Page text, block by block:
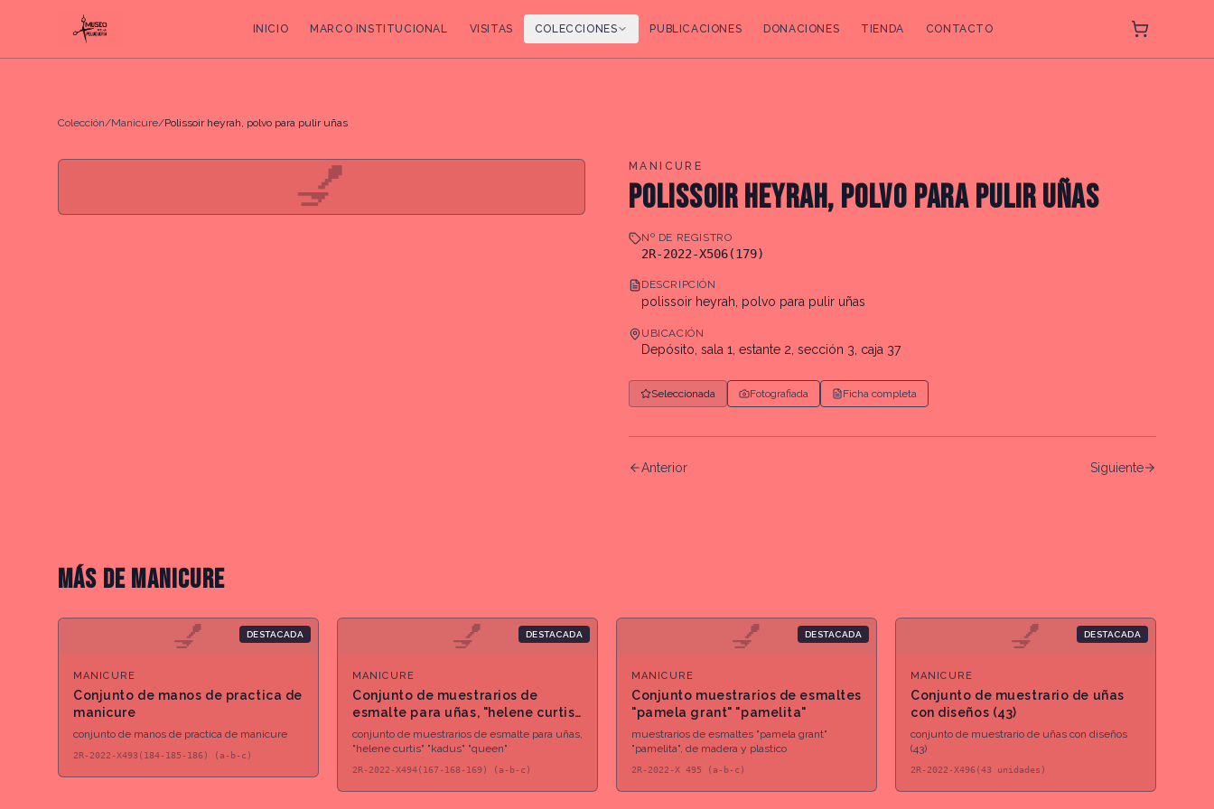
INICIO MARCO INSTITUCIONAL VISITAS COLECCIONES PUBLICACIONES DONACIONES TIENDA CONTACTO
Colección/Manicure/Polissoir heyrah, polvo para pulir uñas
💅 MANICURE
POLISSOIR HEYRAH, POLVO PARA PULIR UÑAS
Nº DE REGISTRO
2R-2022-X506(179)
DESCRIPCIÓN
polissoir heyrah, polvo para pulir uñas
UBICACIÓN
Depósito, sala 1, estante 2, sección 3, caja 37
Seleccionada Fotografiada Ficha completa
Anterior Siguiente
MÁS DEMANICURE
💅 DESTACADA
MANICURE
Conjunto de manos de practica de
manicure
conjunto de manos de practica de manicure
2R-2022-X493(184-185-186) (a-b-c)
💅 DESTACADA
MANICURE
Conjunto de muestrarios de
esmalte para uñas, "helene curtis"
"kadus" "queen"
conjunto de muestrarios de esmalte para uñas,
"helene curtis" "kadus" "queen"
2R-2022-X494(167-168-169) (a-b-c)
💅 DESTACADA
MANICURE
Conjunto muestrarios de esmaltes
"pamela grant" "pamelita"
muestrarios de esmaltes "pamela grant"
"pamelita", de madera y plastico
2R-2022-X 495 (a-b-c)
💅 DESTACADA
MANICURE
Conjunto de muestrario de uñas
con diseños (43)
conjunto de muestrario de uñas con diseños
(43)
2R-2022-X496(43 unidades)